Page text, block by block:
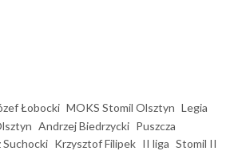
Łobocki MOKS Stomil Olsztyn Legia
Andrzej Biedrzycki Puszcza
Suchocki Krzysztof Filipek II liga Stomil II